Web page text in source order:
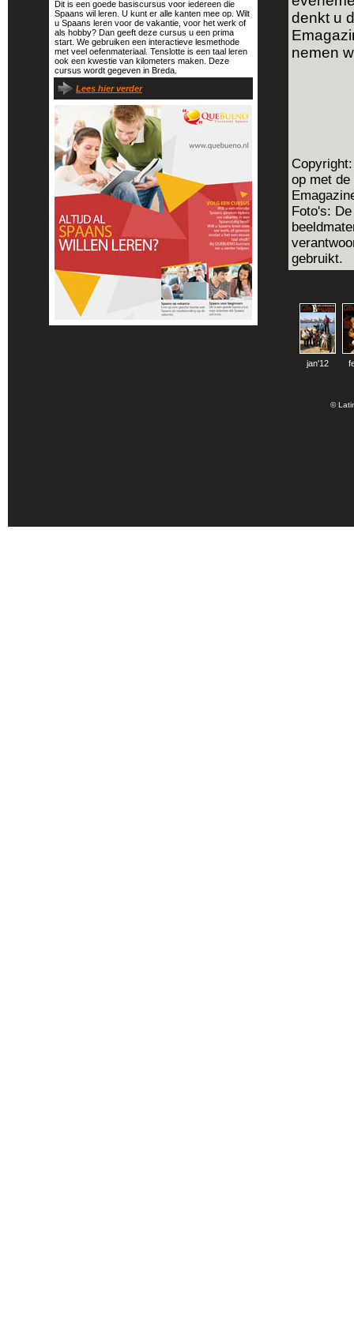
Dit is een goede basiscursus voor iedereen die
Spaans wil leren. U kunt er alle kanten mee op. Wilt
u Spaans leren voor de vakantie, voor het werk of
als hobby? Dan geeft deze cursus u een prima
start. We gebruiken een interactieve lesmethode
met veel oefenmateriaal. Tenslotte is een taal leren
ook een kwestie van kilometers maken. Deze
cursus wordt gegeven in Breda.
Lees hier verder
denkt u
nemen
op met de
Foto's:
gebruikt.
jan'12
©